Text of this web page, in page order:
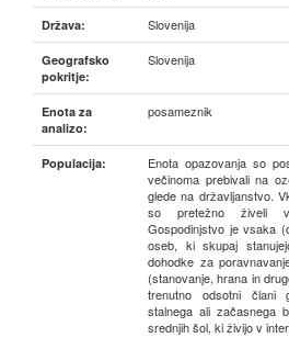
Država: Slovenija
Geografsko
pokritje:
Slovenija
Enota za
analizo:
posameznik
Populacija:
Enota opazovanja so
večinoma prebivali na
glede na državljanstvo.
so pretežno živeli v
Gospodinjstvo je vsaka
oseb, ki skupaj
dohodke za
(stanovanje, hrana in
trenutno odsotni člani
stalnega ali začasnega
srednjih šol, ki živijo v